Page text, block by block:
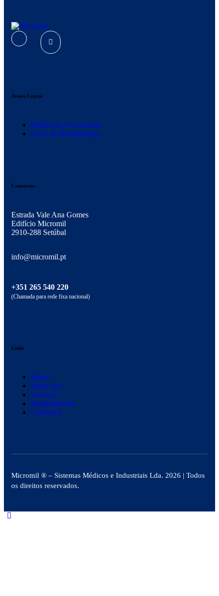
Avisos Legais
Política de Privacidade
Livro de Reclamações
Contactos
Estrada Vale Ana Gomes
Edifício Micromil
2910-288 Setúbal
info@micromil.pt
+351 265 540 220
(Chamada para rede fixa nacional)
Links
Home
Sobre nós
Serviços
Equipamentos
Contactos
Micromil ® – Sistemas Médicos e Industriais Lda. 2026 | Todos
os direitos reservados.